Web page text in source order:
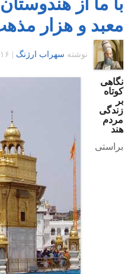
معبد و هزار
نوشته سهراب ارژنگ ۱۱:۱۶
نگاهی
کوتاه
بر
زندگی
مردم
هند
براستی